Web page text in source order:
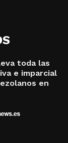
toda las
e imparcial
en